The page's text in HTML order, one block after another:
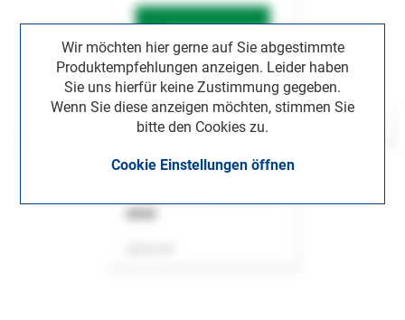
Wir möchten hier gerne auf Sie abgestimmte
Produktempfehlungen anzeigen. Leider haben
Sie uns hierfür keine Zustimmung gegeben.
Wenn Sie diese anzeigen möchten, stimmen Sie
bitte den Cookies zu.
Cookie Einstellungen öffnen